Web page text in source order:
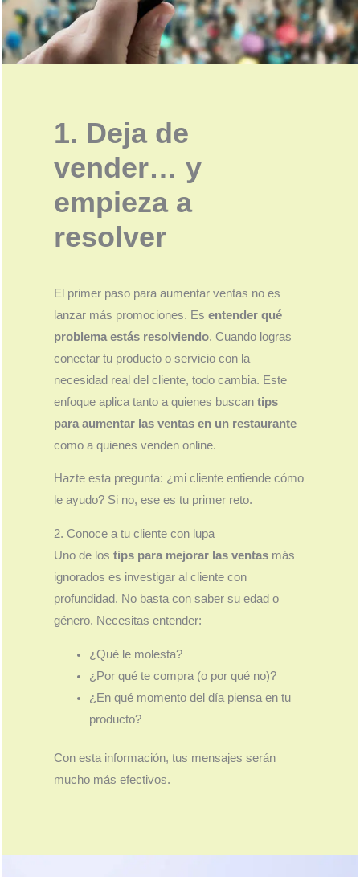
1. Deja de
vender… y
empieza a
resolver
El primer paso para aumentar ventas no es
lanzar más promociones. Esentender qué
problema estás resolviendo. Cuando logras
conectar tu producto o servicio con la
necesidad real del cliente, todo cambia. Este
enfoque aplica tanto a quienes buscantips
para aumentar las ventas en un restaurante
como a quienes venden online.
Hazte esta pregunta: ¿mi cliente entiende cómo
le ayudo? Si no, ese es tu primer reto.
2. Conoce a tu cliente con lupa
Uno de lostips para mejorar las ventas más
ignorados es investigar al cliente con
profundidad. No basta con saber su edad o
género. Necesitas entender:
¿Qué le molesta?
¿Por qué te compra (o por qué no)?
¿En qué momento del día piensa en tu
producto?
Con esta información, tus mensajes serán
mucho más efectivos.